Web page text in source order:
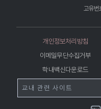
고유
개인정보처리방침
이메일무단수집거부
학내백신다운로드
교내 관련 사이트